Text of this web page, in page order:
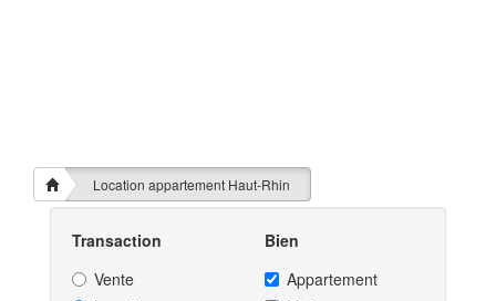
Location appartement Haut-Rhin
Transaction
Vente
Bien
Appartement